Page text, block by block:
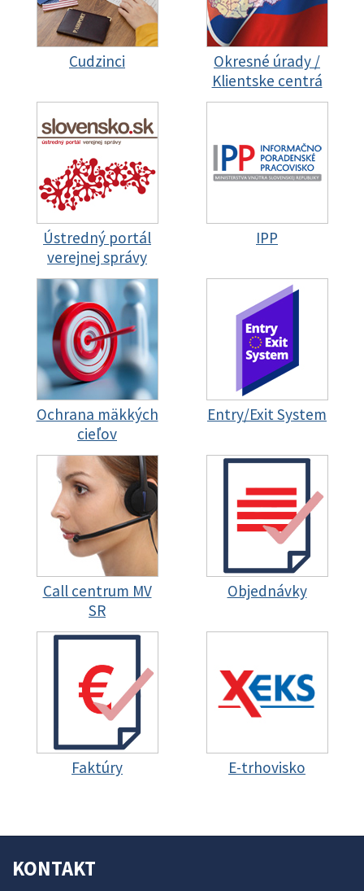
Cudzinci
Okresné úrady /
Klientske centrá
Ústredný portál
verejnej správy
IPP
Ochrana mäkkých
cieľov
Entry/Exit System
Call centrum MV
SR
Objednávky
Faktúry E-trhovisko
KONTAKT